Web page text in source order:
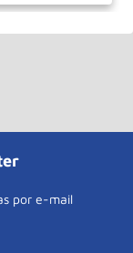
por e-mail